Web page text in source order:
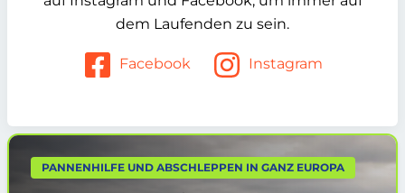
dem Laufenden zu sein.
Facebook Instagram
PANNENHILFE UND ABSCHLEPPEN IN GANZ EUROPA